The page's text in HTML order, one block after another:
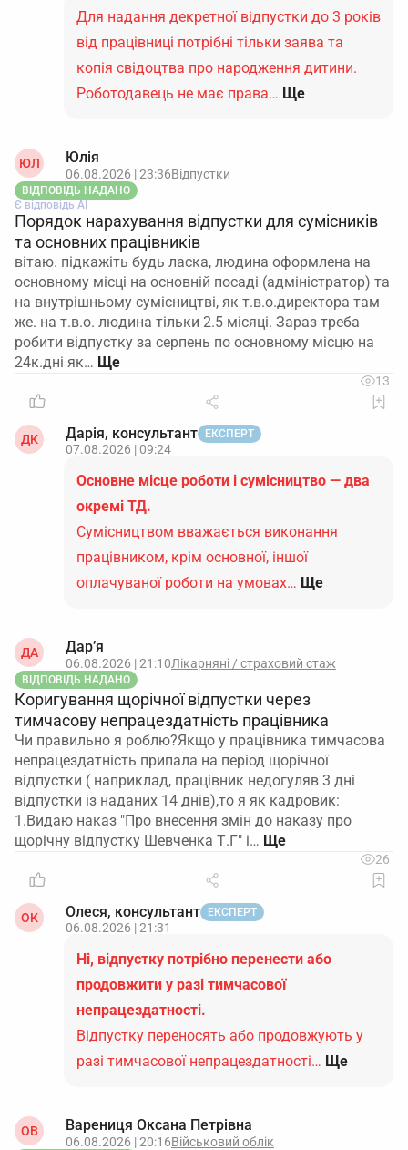
Для надання декретної відпустки до 3 років
від працівниці потрібні тільки заява та
копія свідоцтва про народження дитини.
Роботодавець не має права… Ще
ЮЛ Юлія
06.08.2026 | 23:36Відпустки
ВІДПОВІДЬ НАДАНО
Є відповідь АІ
Порядок нарахування відпустки для сумісників
та основних працівників
вітаю. підкажіть будь ласка, людина оформлена на
основному місці на основній посаді (адміністратор) та
на внутрішньому сумісництві, як т.в.о.директора там
же. на т.в.о. людина тільки 2.5 місяці. Зараз треба
робити відпустку за серпень по основному місцю на
24к.дні як…
13
ДК Дарія, консультант ЕКСПЕРТ
07.08.2026 | 09:24
Основне місце роботи і сумісництво — два
окремі ТД.
Сумісництвом вважається виконання
працівником, крім основної, іншої
оплачуваної роботи на умовах… Ще
ДА Дар’я
06.08.2026 | 21:10Лікарняні / страховий стаж
ВІДПОВІДЬ НАДАНО
Коригування щорічної відпустки через
тимчасову непрацездатність працівника
Чи правильно я роблю?Якщо у працівника тимчасова
непрацездатність припала на період щорічної
відпустки ( наприклад, працівник недогуляв 3 дні
відпустки із наданих 14 днів),то я як кадровик:
1.Видаю наказ "Про внесення змін до наказу про
щорічну відпустку Шевченка Т.Г" і…
26
ОК Олеся, консультант ЕКСПЕРТ
06.08.2026 | 21:31
Ні, відпустку потрібно перенести або
продовжити у разі тимчасової
непрацездатності.
Відпустку переносять або продовжують у
разі тимчасової непрацездатності… Ще
ОВ Варениця Оксана Петрівна
06.08.2026 | 20:16Військовий облік